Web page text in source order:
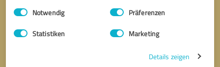
Impressum Datenschutzbestimmungen
Einwilligungsauswahl
Notwendig Präferenzen
Statistiken Marketing
Details zeigen